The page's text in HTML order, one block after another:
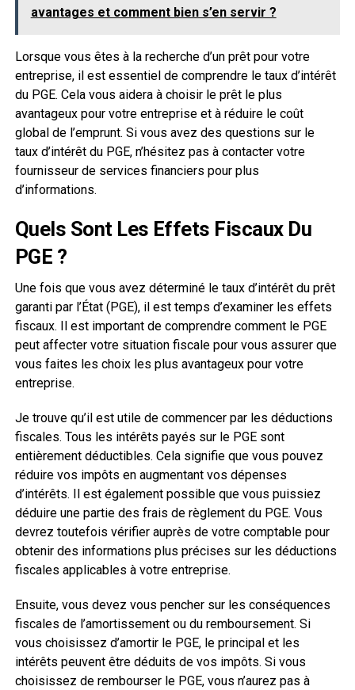
avantages et comment bien s’en servir ?
Lorsque vous êtes à la recherche d’un prêt pour votre
entreprise, il est essentiel de comprendre le taux d’intérêt
du PGE. Cela vous aidera à choisir le prêt le plus
avantageux pour votre entreprise et à réduire le coût
global de l’emprunt. Si vous avez des questions sur le
taux d’intérêt du PGE, n’hésitez pas à contacter votre
fournisseur de services financiers pour plus
d’informations.
Quels Sont Les Effets Fiscaux Du
PGE ?
Une fois que vous avez déterminé le taux d’intérêt du prêt
garanti par l’État (PGE), il est temps d’examiner les effets
fiscaux. Il est important de comprendre comment le PGE
peut affecter votre situation fiscale pour vous assurer que
vous faites les choix les plus avantageux pour votre
entreprise.
Je trouve qu’il est utile de commencer par les déductions
fiscales. Tous les intérêts payés sur le PGE sont
entièrement déductibles. Cela signifie que vous pouvez
réduire vos impôts en augmentant vos dépenses
d’intérêts. Il est également possible que vous puissiez
déduire une partie des frais de règlement du PGE. Vous
devrez toutefois vérifier auprès de votre comptable pour
obtenir des informations plus précises sur les déductions
fiscales applicables à votre entreprise.
Ensuite, vous devez vous pencher sur les conséquences
fiscales de l’amortissement ou du remboursement. Si
vous choisissez d’amortir le PGE, le principal et les
intérêts peuvent être déduits de vos impôts. Si vous
choisissez de rembourser le PGE, vous n’aurez pas à